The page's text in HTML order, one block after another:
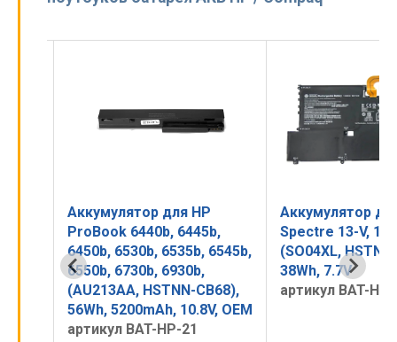
Аккумулятор для HP
ProBook 6440b, 6445b,
6450b, 6530b, 6535b, 6545b,
6550b, 6730b, 6930b,
(AU213AA, HSTNN-CB68),
56Wh, 5200mAh, 10.8V, OEM
артикул BAT-HP-21
Аккумулятор
Spectre 13-V, 13-
(SO04XL,
38Wh, 7.7V
артикул BAT-